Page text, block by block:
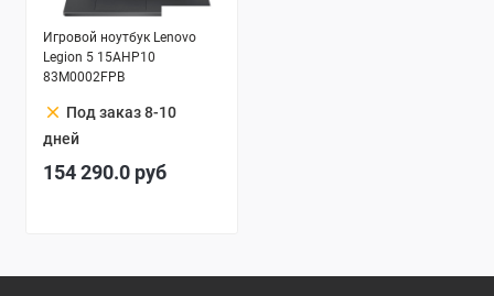
Игровой ноутбук Lenovo
Legion 5 15AHP10
83M0002FPB
clear Под заказ 8-10
дней
154 290.0 руб